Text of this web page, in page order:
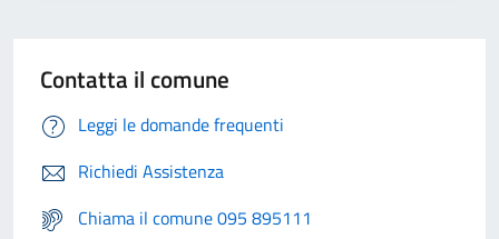
Contatta il comune
Leggi le domande frequenti
Richiedi Assistenza
Chiama il comune 095 895111